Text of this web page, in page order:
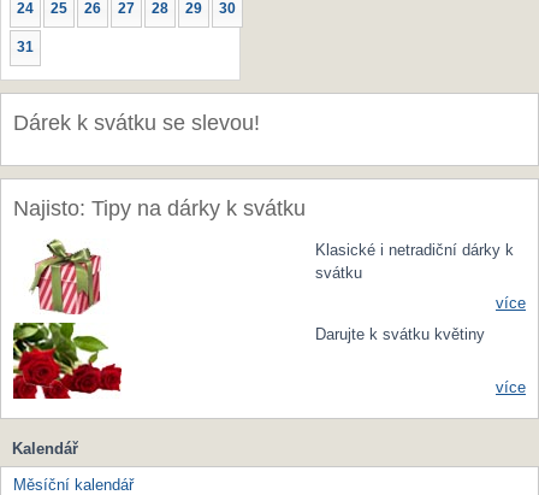
24 25 26 27 28 29 30
31
Dárek k svátku se slevou!
Najisto: Tipy na dárky k svátku
Klasické i netradiční dárky k
svátku
více
Darujte k svátku květiny
více
Kalendář
Měsíční kalendář